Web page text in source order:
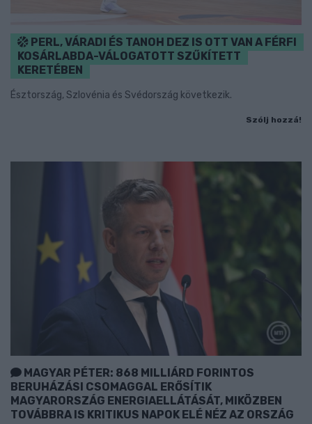
PERL, VÁRADI ÉS TANOH DEZ IS OTT VAN A FÉRFI
KOSÁRLABDA-VÁLOGATOTT SZŰKÍTETT
KERETÉBEN
Észtország, Szlovénia és Svédország következik.
Szólj hozzá!
MAGYAR PÉTER: 868 MILLIÁRD FORINTOS
BERUHÁZÁSI CSOMAGGAL ERŐSÍTIK
MAGYARORSZÁG ENERGIAELLÁTÁSÁT, MIKÖZBEN
TOVÁBBRA IS KRITIKUS NAPOK ELÉ NÉZ AZ ORSZÁG